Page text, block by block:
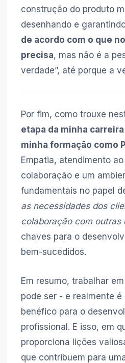
construção do produto
desenhando e
de acordo com o que
precisa, mas não é a
verdade”, até porque a
Por fim, como trouxe
etapa da minha
minha formação como
Empatia, atendimento
colaboração e um
fundamentais no papel
as necessidades dos
colaboração com outras
chaves para o
bem-sucedidos.
Em resumo, trabalhar
pode ser - e realmente
benéfico para o
profissional. E isso, em
proporciona lições
que contribuem para